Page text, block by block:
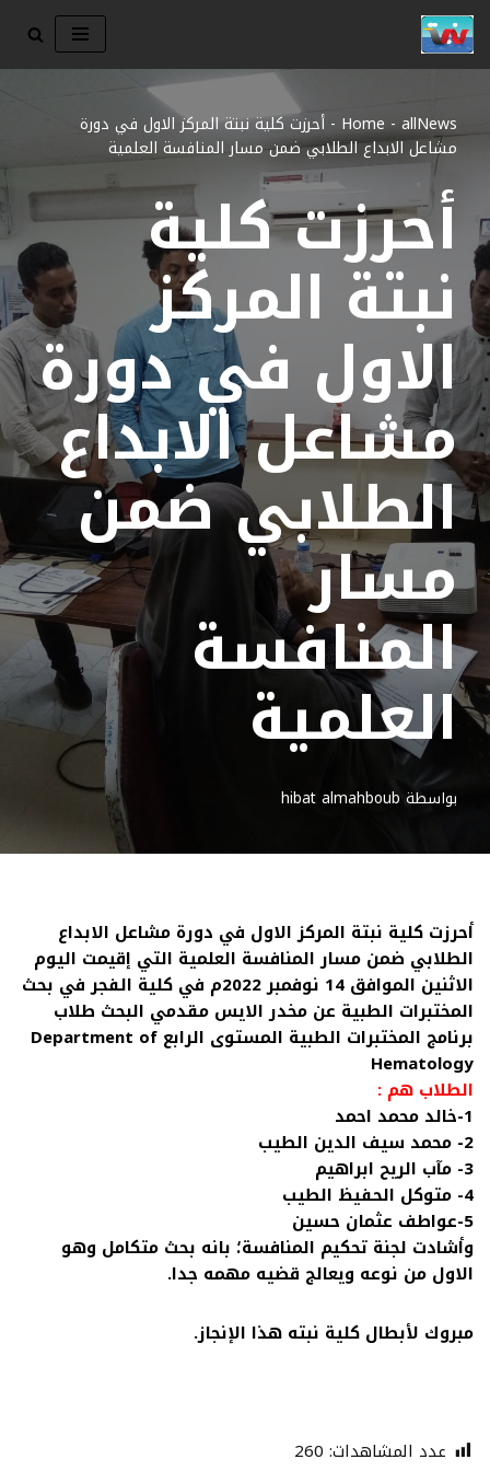
تخطى
المحتوى
Home - allNews
- أحرزت كلية نبتة المركز الاول في دورة
مشاعل الابداع الطلابي ضمن مسار المنافسة العلمية
أحرزت كلية
نبتة المركز
الاول في دورة
مشاعل الابداع
الطلابي ضمن
مسار
المنافسة
العلمية
بواسطة hibat almahboub
أحرزت كلية نبتة المركز الاول في دورة مشاعل الابداع
الطلابي ضمن مسار المنافسة العلمية التي إقيمت اليوم
الاثنين الموافق 14 نوفمبر 2022م في كلية الفجر في بحث
المختبرات الطبية عن مخدر الايس مقدمي البحث طلاب
برنامج المختبرات الطبية المستوى الرابع Department of
Hematology
الطلاب هم :
1-خالد محمد احمد
2- محمد سيف الدين الطيب
3- مآب الريح ابراهيم
4- متوكل الحفيظ الطيب
5-عواطف عثمان حسين
وأشادت لجنة تحكيم المنافسة؛ بانه بحث متكامل وهو
الاول من نوعه ويعالج قضيه مهمه جدا.
مبروك لأبطال كلية نبته هذا الإنجاز.
عدد المشاهدات: 260